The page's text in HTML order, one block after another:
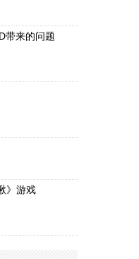
带来的问题
》游戏